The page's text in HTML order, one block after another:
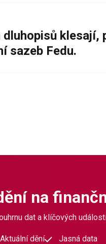
sazeb Fedu.
na
dat a klíčových
Aktuální dění Jasná data